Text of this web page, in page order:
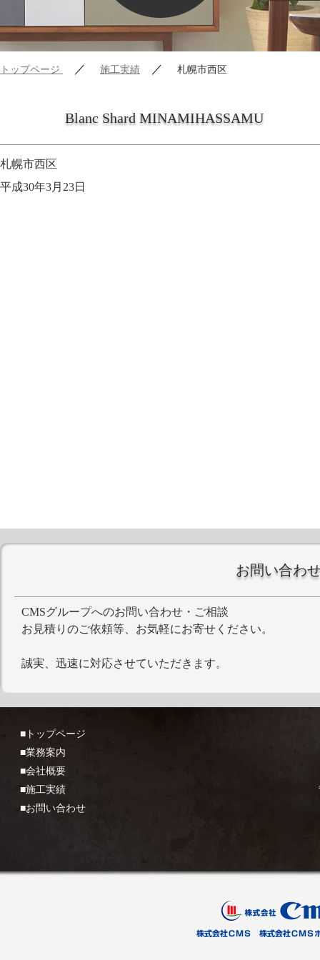
トップページ ／ 施工実績 ／ 札幌市西区
Blanc Shard MINAMIHASSAMU
札幌市西区
平成30年3月23日
お問い合わ
CMSグループへのお問い合わせ・ご相談
お見積りのご依頼等、お気軽にお寄せください。
誠実、迅速に対応させていただきます。
■トップページ
■業務案内
■会社概要
■施工実績
■お問い合わせ